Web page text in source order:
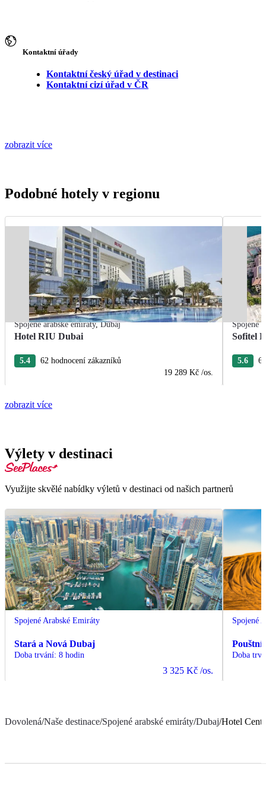
Kontaktní úřady
Kontaktní český úřad v destinaci
Kontaktní cizí úřad v ČR
zobrazit více
Podobné hotely v regionu
Spojené arabské emiráty,Dubaj
Hotel RIU Dubai
5.4
62 hodnocení zákazníků
19 289 Kč /os.
Spojené
Sofitel
5.6 6
zobrazit více
Výlety v destinaci
Využijte skvělé nabídky výletů v destinaci od našich partnerů
Spojené Arabské Emiráty
Stará a Nová Dubaj
Doba trvání: 8 hodin
3 325 Kč /os.
Spojené
Pouštní
Doba
Dovolená/Naše destinace/Spojené arabské emiráty/Dubaj/Hotel